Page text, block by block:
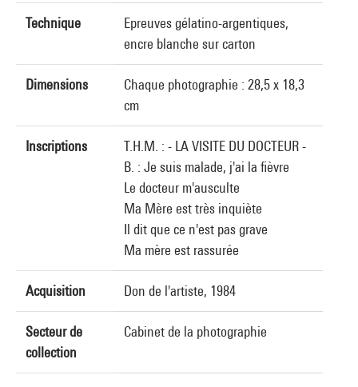
Technique
Epreuves gélatino-argentiques,
encre blanche sur carton
Dimensions
Chaque photographie : 28,5 x 18,3
cm
Inscriptions
T.H.M. : - LA VISITE DU DOCTEUR -
B. : Je suis malade, j'ai la fièvre
Le docteur m'ausculte
Ma Mère est très inquiète
Il dit que ce n'est pas grave
Ma mère est rassurée
Acquisition Don de l'artiste, 1984
Secteur de
collection
Cabinet de la photographie